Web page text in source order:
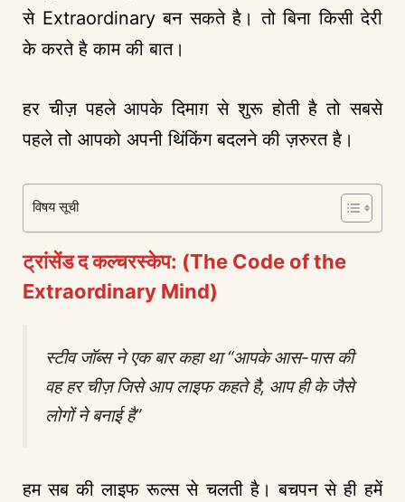
से Extraordinary बन सकते है। तो बिना किसी देरी
के करते है काम की बात।
हर चीज़ पहले आपके दिमाग़ से शुरू होती है तो सबसे
पहले तो आपको अपनी थिंकिंग बदलने की ज़रुरत है।
विषय सूची
ट्रांसेंड द कल्चरस्केप: (The Code of the
Extraordinary Mind)
स्टीव जॉब्स ने एक बार कहा था “आपके आस-पास की
वह हर चीज़ जिसे आप लाइफ कहते है, आप ही के जैसे
लोगों ने बनाई है”
हम सब की लाइफ रूल्स से चलती है। बचपन से ही हमें